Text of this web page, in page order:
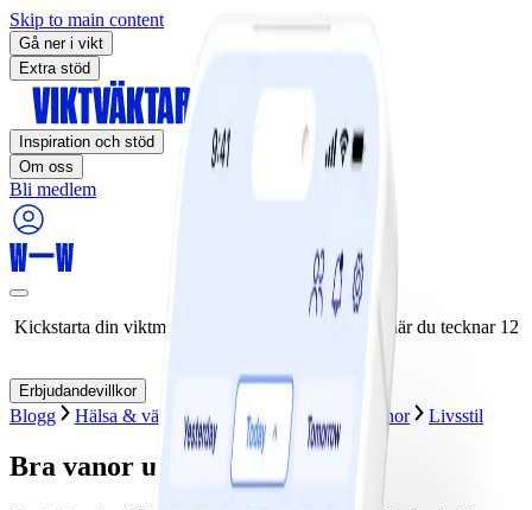
Skip to main content
Gå ner i vikt
Extra stöd
Inspiration och stöd
Om oss
Bli medlem
Kickstarta din viktminskningsresa nu! Spara 50% när du tecknar 12
Erbjudandevillkor
Blogg Hälsa & välbefinnande Hälsosamma vanor Livsstil
Bra vanor under kris